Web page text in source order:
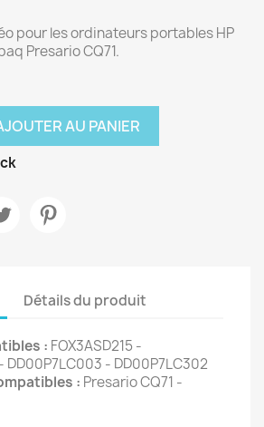
pour les ordinateurs portables HP
Presario CQ71.
AU PANIER
Détails du produit
: FOX3ASD215 -
DD00P7LC003 - DD00P7LC302
: Presario CQ71 -